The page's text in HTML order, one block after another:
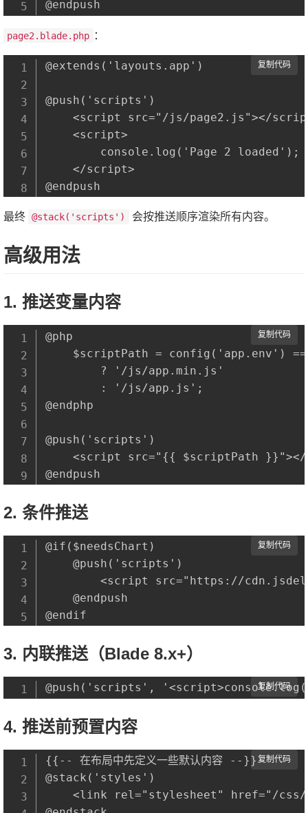
page2.blade.php ：
@extends('layouts.app')
@push('scripts')
<script src="/js/page2.js"></
    <script>
        console.log('Page 2 loaded');
    </script>
复制代码
最终 @stack('scripts') 会按推送顺序渲染所有内容。
高级用法
1. 推送变量内容
@php
$scriptPath = config('app.env')
        ? '/js/app.min.js'
        : '/js/app.js';
@endphp
@push('scripts')
<script src="{{ $scriptPath
复制代码
2. 条件推送
@if($needsChart)
    @push('scripts')
<script src="https://
    @endpush
复制代码
3. 内联推送（Blade 8.x+）
复制代码
4. 推送前预置内容
{{-- 在布局中先定义一些默认内容 --}}
@stack('styles')
<link rel="stylesheet" href="/
复制代码